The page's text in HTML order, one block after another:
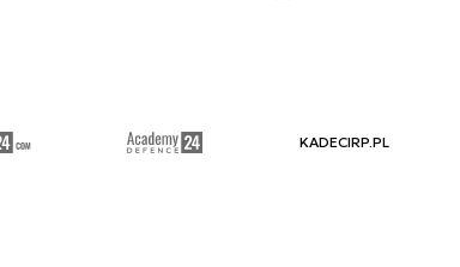
KADECIRP.PL